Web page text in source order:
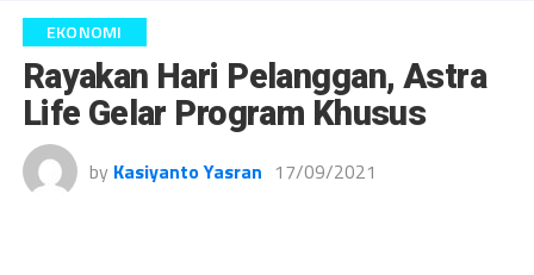
EKONOMI
Rayakan Hari Pelanggan, Astra
Life Gelar Program Khusus
by Kasiyanto Yasran 17/09/2021